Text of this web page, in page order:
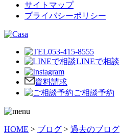
サイトマップ
プライバシーポリシー
053-415-8555
LINEで相談
資料請求
ご相談予約
HOME > ブログ > 過去のブログ